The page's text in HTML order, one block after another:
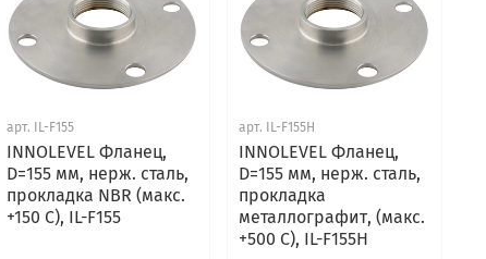
арт. IL-F155
INNOLEVEL Фланец,
D=155 мм, нерж. сталь,
прокладка NBR (макс.
+150 C), IL-F155
арт. IL-F155H
INNOLEVEL Фланец,
D=155 мм, нерж. сталь,
прокладка
металлографит, (макс.
+500 C), IL-F155H